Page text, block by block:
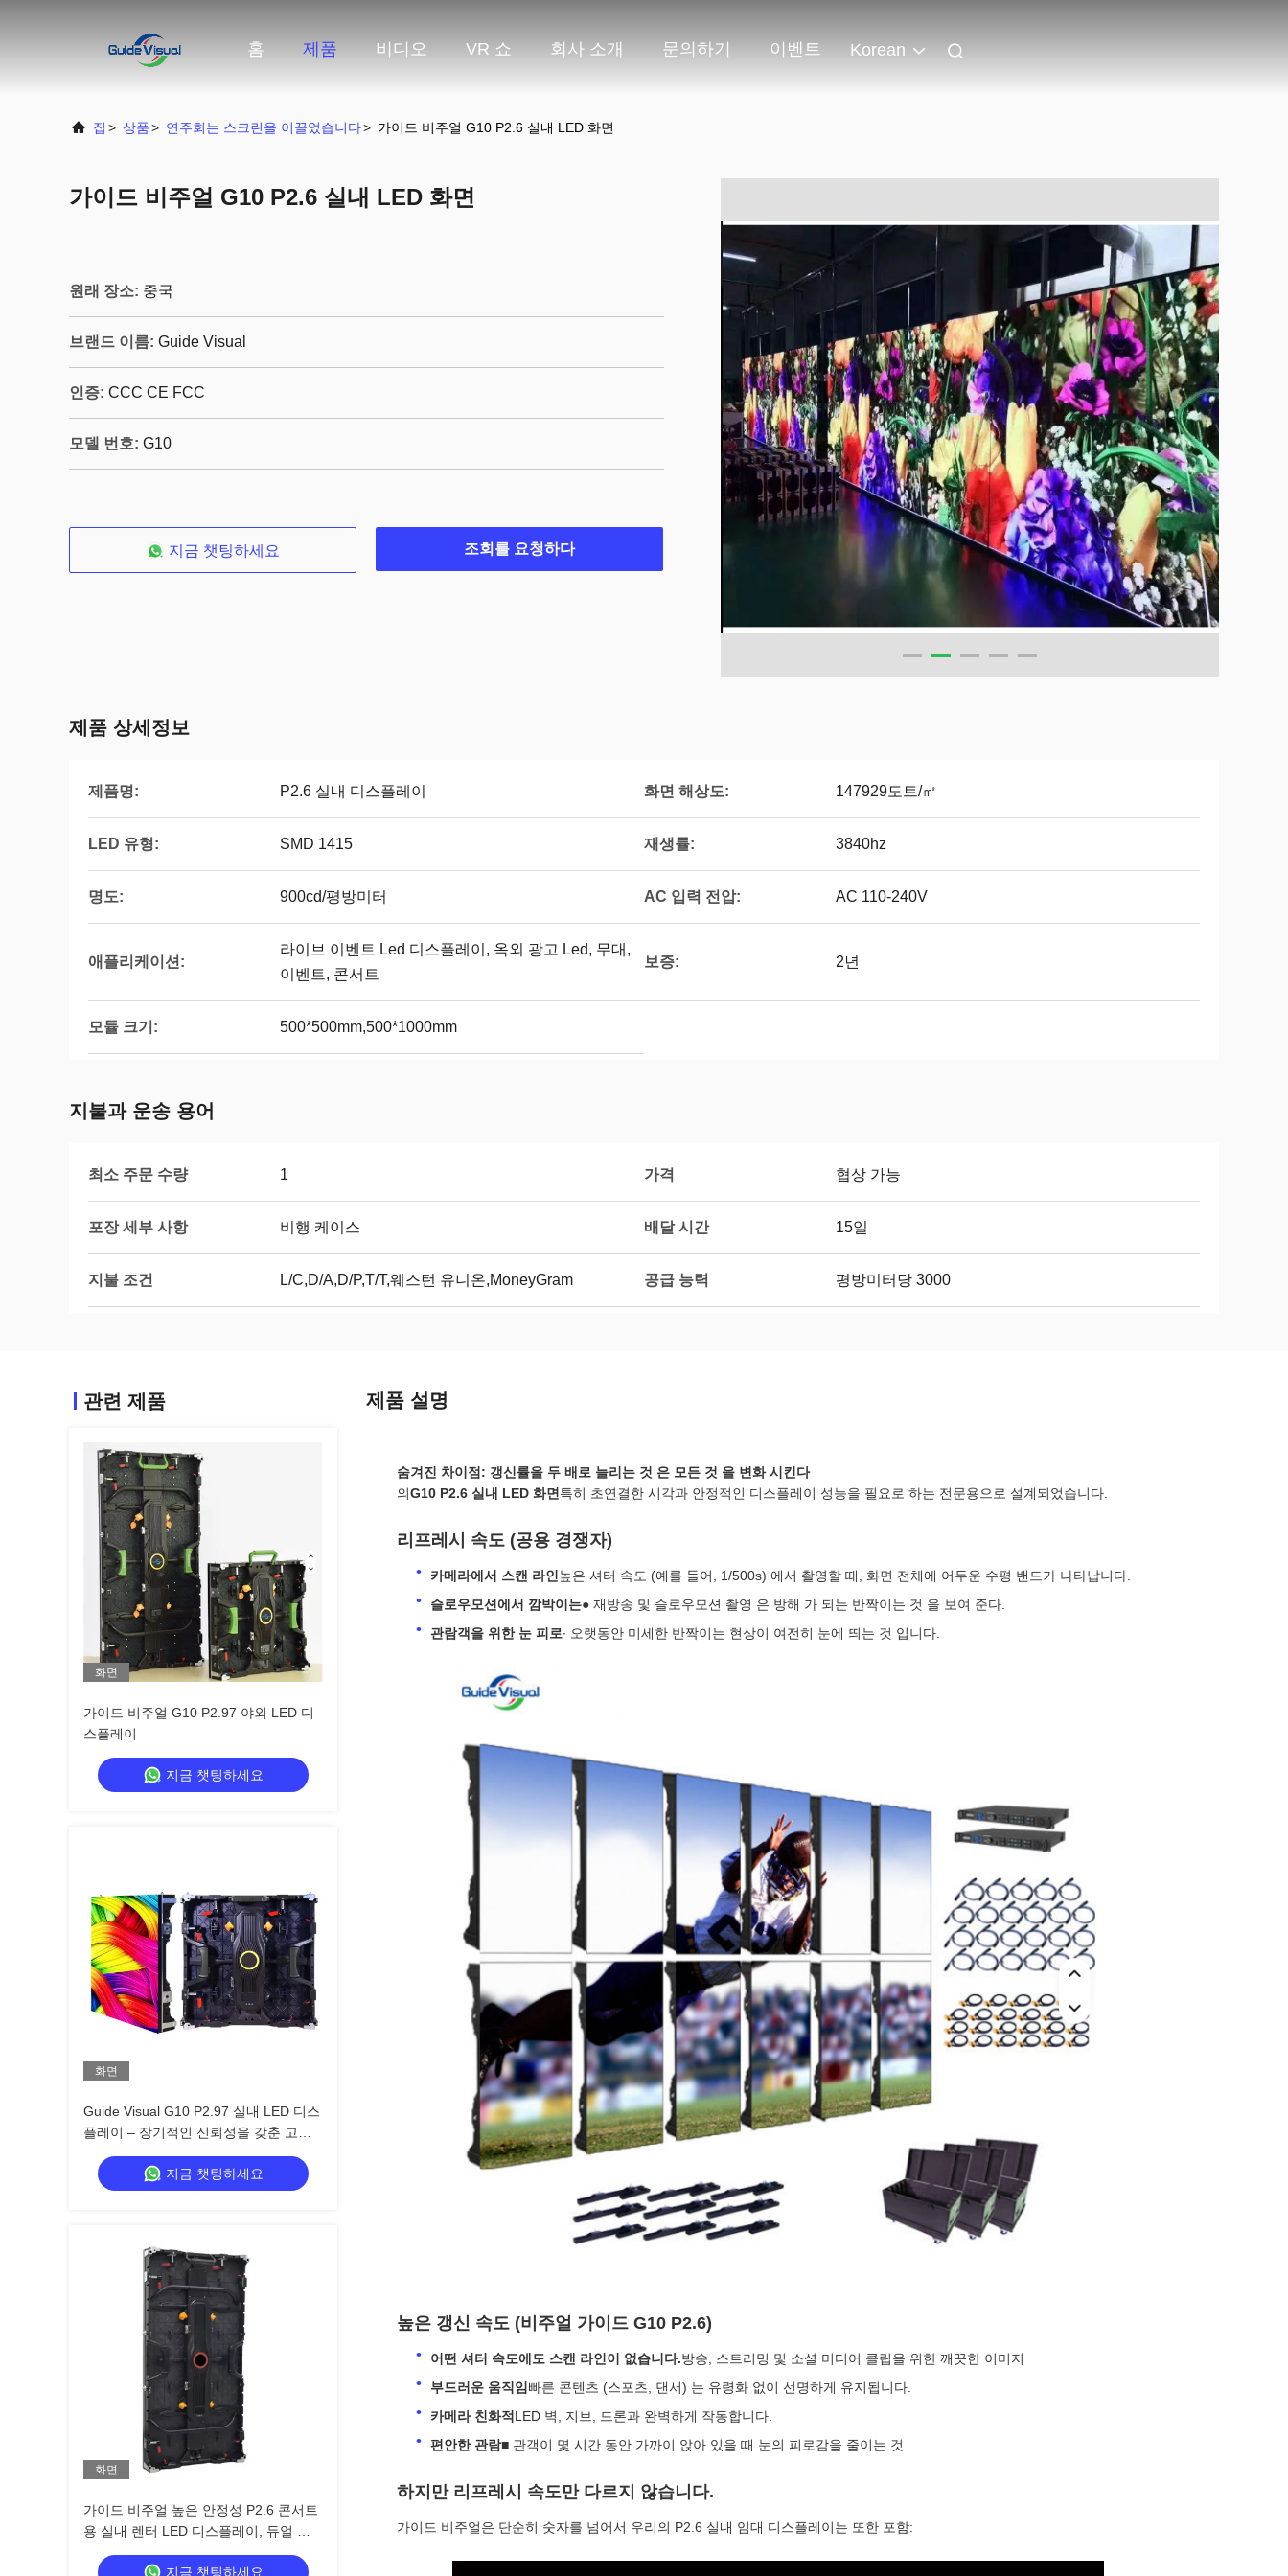
홈 제품 비디오 VR 쇼 회사 소개 문의하기 이벤트 Korean
집 > 상품> 연주회는 스크린을 이끌었습니다> 가이드 비주얼 G10 P2.6 실내 LED 화면
가이드 비주얼 G10 P2.6 실내 LED 화면
원래 장소: 중국
브랜드 이름: Guide Visual
인증: CCC CE FCC
모델 번호: G10
지금 챗팅하세요 조회를 요청하다
제품 상세정보
제품명: P2.6 실내 디스플레이 화면 해상도: 147929도트/㎡
LED 유형: SMD 1415 재생률: 3840hz
명도: 900cd/평방미터 AC 입력 전압: AC 110-240V
애플리케이션:
라이브 이벤트 Led 디스플레이, 옥외 광고 Led, 무대,
이벤트, 콘서트
보증: 2년
모듈 크기: 500*500mm,500*1000mm
지불과 운송 용어
최소 주문 수량 1 가격 협상 가능
포장 세부 사항 비행 케이스 배달 시간 15일
지불 조건 L/C,D/A,D/P,T/T,웨스턴 유니온,MoneyGram 공급 능력 평방미터당 3000
관련 제품
화면
가이드 비주얼 G10 P2.97 야외 LED 디
스플레이
지금 챗팅하세요
화면
Guide Visual G10 P2.97 실내 LED 디스
플레이 – 장기적인 신뢰성을 갖춘 고화
질 비주얼
지금 챗팅하세요
화면
가이드 비주얼 높은 안정성 P2.6 콘서트
용 실내 렌터 LED 디스플레이, 듀얼 파
워 백업 7680Hz CE
지금 챗팅하세요
제품 설명
숨겨진 차이점: 갱신률을 두 배로 늘리는 것 은 모든 것 을 변화 시킨다
의G10 P2.6 실내 LED 화면 특히 초연결한 시각과 안정적인 디스플레이 성능을 필요로 하는 전문용으로 설계되었습니다.
리프레시 속도 (공용 경쟁자)
카메라에서 스캔 라인 높은 셔터 속도 (예를 들어, 1/500s) 에서 촬영할 때, 화면 전체에 어두운 수평 밴드가 나타납니다.
슬로우모션에서 깜박이는● 재방송 및 슬로우모션 촬영 은 방해 가 되는 반짝이는 것 을 보여 준다.
관람객을 위한 눈 피로∙ 오랫동안 미세한 반짝이는 현상이 여전히 눈에 띄는 것 입니다.
높은 갱신 속도 (비주얼 가이드 G10 P2.6)
어떤 셔터 속도에도 스캔 라인이 없습니다.방송, 스트리밍 및 소셜 미디어 클립을 위한 깨끗한 이미지
부드러운 움직임빠른 콘텐츠 (스포츠, 댄서) 는 유령화 없이 선명하게 유지됩니다.
카메라 친화적 LED 벽, 지브, 드론과 완벽하게 작동합니다.
편안한 관람■ 관객이 몇 시간 동안 가까이 앉아 있을 때 눈의 피로감을 줄이는 것
하지만 리프레시 속도만 다르지 않습니다.
가이드 비주얼은 단순히 숫자를 넘어서 우리의 P2.6 실내 임대 디스플레이는 또한 포함: